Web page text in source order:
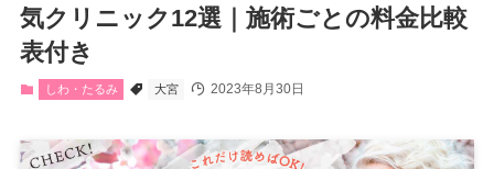
気クリニック12選｜施術ごとの料金比較
表付き
しわ・たるみ 大宮 2023年8月30日